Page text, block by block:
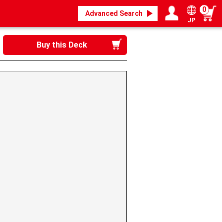
Advanced Search
Login / Register
My page
JP
0
Buy this Deck